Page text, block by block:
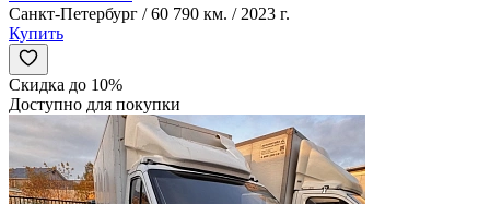
Санкт-Петербург / 60 790 км. / 2023 г.
Купить
Скидка до 10%
Доступно для покупки